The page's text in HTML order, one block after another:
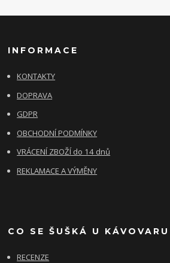
INFORMACE
KONTAKTY
DOPRAVA
GDPR
OBCHODNÍ PODMÍNKY
VRÁCENÍ ZBOŽÍ do 14 dnů
REKLAMACE A VÝMĚNY
CO SE ŠUŠKÁ U KÁVOVARU
RECENZE